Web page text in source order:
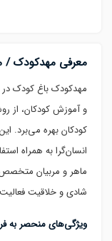
معرفی مهدکودک /
و آموزش کودکان، از
کودکان بهره می‌برد.
انسان‌گرا به همراه
ماهر و مربیان
شادی و خلاقیت
ویژگی‌های منحصر به